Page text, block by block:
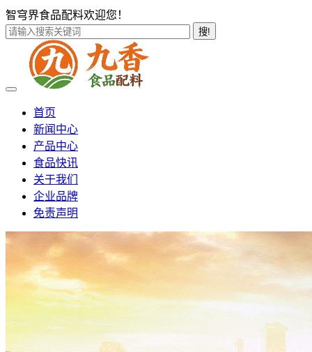
智穹界食品配料欢迎您！
搜!
首页
新闻中心
产品中心
食品快讯
关于我们
企业品牌
免责声明